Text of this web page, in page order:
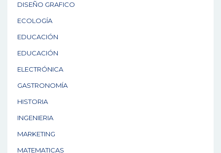
DISEÑO GRAFICO
ECOLOGÍA
EDUCACIÓN
EDUCACIÓN
ELECTRÓNICA
GASTRONOMÍA
HISTORIA
INGENIERIA
MARKETING
MATEMATICAS